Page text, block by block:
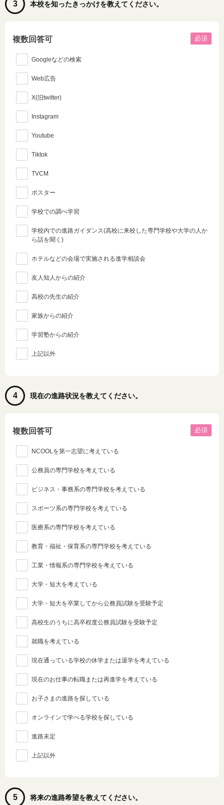
3 本校を知ったきっかけを教えてください。
複数回答可 必須
Googleなどの検索
Web広告
X(旧twitter)
Instagram
Youtube
Tiktok
TVCM
ポスター
学校での調べ学習
学校内での進路ガイダンス(高校に来校した専門学校や大学の人か
ら話を聞く)
ホテルなどの会場で実施される進学相談会
友人知人からの紹介
高校の先生の紹介
家族からの紹介
学習塾からの紹介
上記以外
4 現在の進路状況を教えてください。
複数回答可 必須
NCOOLを第一志望に考えている
公務員の専門学校を考えている
ビジネス・事務系の専門学校を考えている
スポーツ系の専門学校を考えている
医療系の専門学校を考えている
教育・福祉・保育系の専門学校を考えている
工業・情報系の専門学校を考えている
大学・短大を考えている
大学・短大を卒業してから公務員試験を受験予定
高校生のうちに高卒程度公務員試験を受験予定
就職を考えている
現在通っている学校の休学または退学を考えている
現在のお仕事の転職または再進学を考えている
お子さまの進路を探している
オンラインで学べる学校を探している
進路未定
上記以外
5 将来の進路希望を教えてください。